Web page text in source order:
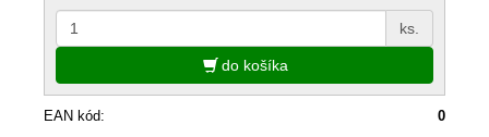
ks.
do košíka
EAN kód:
0